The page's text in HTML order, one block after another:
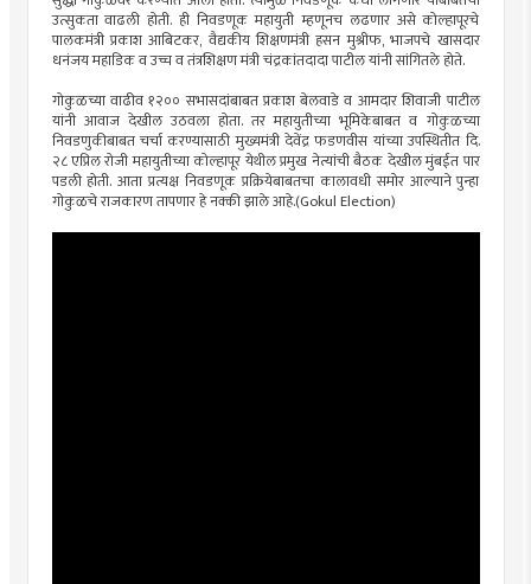
उत्सुकता वाढली होती. ही निवडणूक महायुती म्हणूनच लढणार असे कोल्हापूरचे
पालकमंत्री प्रकाश आबिटकर, वैद्यकीय शिक्षणमंत्री हसन मुश्रीफ, भाजपचे खासदार
धनंजय महाडिक व उच्च व तंत्रशिक्षण मंत्री चंद्रकांतदादा पाटील यांनी सांगितले होते.
गोकुळच्या वाढीव १२०० सभासदांबाबत प्रकाश बेलवाडे व आमदार शिवाजी पाटील
यांनी आवाज देखील उठवला होता. तर महायुतीच्या भूमिकेबाबत व गोकुळच्या
निवडणुकीबाबत चर्चा करण्यासाठी मुख्यमंत्री देवेंद्र फडणवीस यांच्या उपस्थितीत दि.
२८ एप्रिल रोजी महायुतीच्या कोल्हापूर येथील प्रमुख नेत्यांची बैठक देखील मुंबईत पार
पडली होती. आता प्रत्यक्ष निवडणूक प्रक्रियेबाबतचा कालावधी समोर आल्याने पुन्हा
गोकुळचे राजकारण तापणार हे नक्की झाले आहे.(Gokul Election)